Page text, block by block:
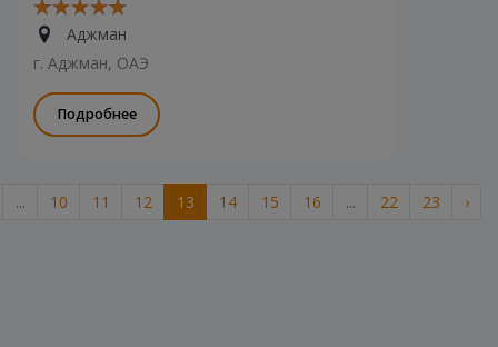
Аджман
г. Аджман, ОАЭ
Подробнее
... 10 11 12 13 14 15 16 ... 22 23 ›